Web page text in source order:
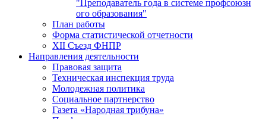
"Преподаватель года в системе профсоюзн
ого образования"
План работы
Форма статистической отчетности
XII Съезд ФНПР
Направления деятельности
Правовая защита
Техническая инспекция труда
Молодежная политика
Социальное партнерство
Газета «Народная трибуна»